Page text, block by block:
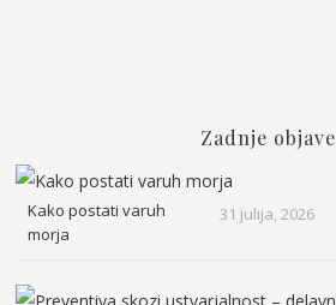
Zadnje objave
Kako postati varuh
morja
31 julija, 2026